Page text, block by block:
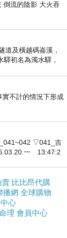
倒流的陰影 大火吞
道及橫越碼崙溪，
初名為濁水驛，
1953
不計的情況下形成
▽041_吉
一 13:47:2
賣 比比昂代購
播網 全球購物
心
理 會員中心